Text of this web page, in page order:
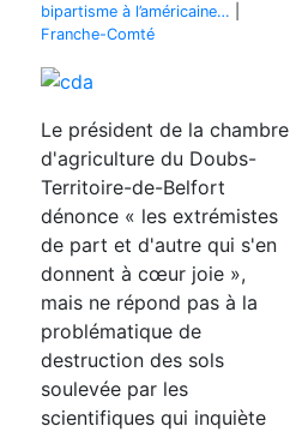
bipartisme à l’américaine…
Franche-Comté
Le président de la chambre
d'agriculture du Doubs-
Territoire-de-Belfort
dénonce « les extrémistes
de part et d'autre qui s'en
donnent à cœur joie »,
mais ne répond pas à la
problématique de
destruction des sols
soulevée par les
scientifiques qui inquiète